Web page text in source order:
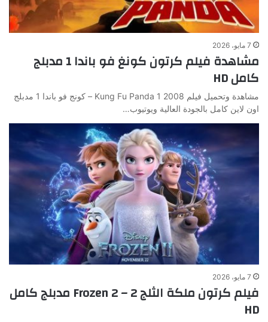
7 مايو، 2026
مشاهدة فيلم كرتون كونغ فو باندا 1 مدبلج
كامل HD
مشاهدة وتحميل فيلم Kung Fu Panda 1 2008 – كونج فو باندا 1 مدبلج
اون لاين كامل بالجودة العالية ويوتيوب…
7 مايو، 2026
فيلم كرتون ملكة الثلج 2 – Frozen 2 مدبلج كامل
HD